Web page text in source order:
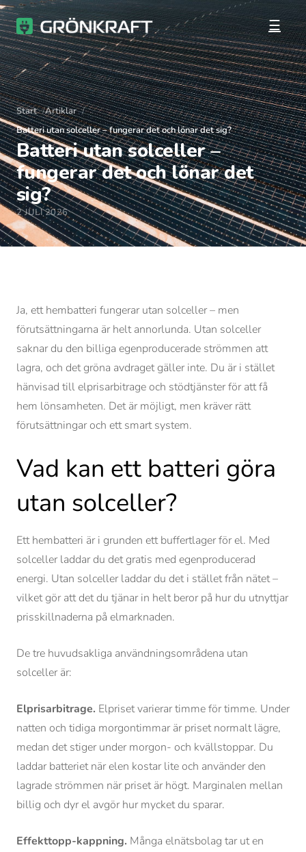
☰
Start
Artiklar
Batteri utan solceller – fungerar det och lönar det sig?
Batteri utan solceller –
fungerar det och lönar det
sig?
2 JULI 2026
Ja, ett hembatteri fungerar utan solceller – men
förutsättningarna är helt annorlunda. Utan solceller
saknar du den billiga egenproducerade strömmen att
lagra, och det gröna avdraget gäller inte. Du är i stället
hänvisad till elprisarbitrage och stödtjänster för att få
hem lönsamheten. Det är möjligt, men kräver rätt
förutsättningar och ett smart system.
Vad kan ett batteri göra
utan solceller?
Ett hembatteri är i grunden ett buffertlager för el. Med
solceller laddar du det gratis med egenproducerad
energi. Utan solceller laddar du det i stället från nätet –
vilket gör att det du tjänar in helt beror på hur du utnyttjar
prisskillnaderna på elmarknaden.
De tre huvudsakliga användningsområdena utan
solceller är:
Elprisarbitrage. Elpriset varierar timme för timme. Under
natten och tidiga morgontimmar är priset normalt lägre,
medan det stiger under morgon- och kvällstoppar. Du
laddar batteriet när elen kostar lite och använder den
lagrade strömmen när priset är högt. Marginalen mellan
billig och dyr el avgör hur mycket du sparar.
Effekttopp-kappning. Många elnätsbolag tar ut en